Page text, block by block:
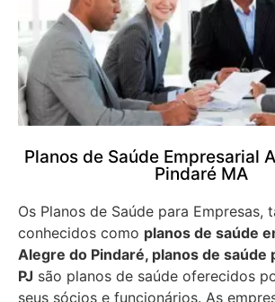
Planos de Saúde Empresarial
Pindaré MA
Os Planos de Saúde para Empresas,
conhecidos como planos de saúde
Alegre do Pindaré, planos de saúde
PJ são planos de saúde oferecidos
seus sócios e funcionários. As